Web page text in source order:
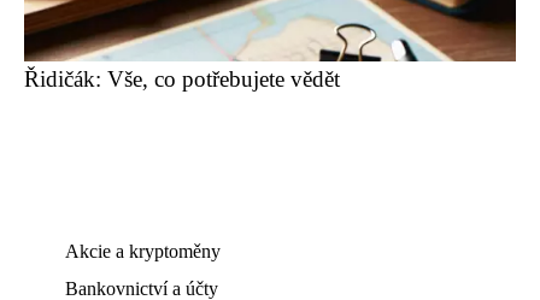
Řidičák: Vše, co potřebujete vědět
Akcie a kryptoměny
Bankovnictví a účty